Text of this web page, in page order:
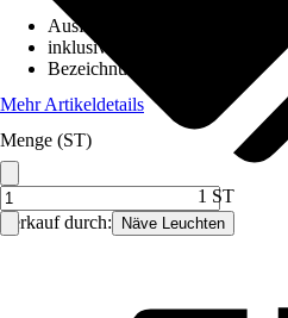
Verkauf durch: Näve Leuchten
Ausführung
inklusive Leuchtmittel
Bezeichnung Fassung
Mehr Artikeldetails
Menge (ST)
1 ST